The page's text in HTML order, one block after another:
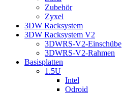
Zubehör
Zyxel
3DW Racksystem
3DW Racksystem V2
3DWRS-V2-Einschübe
3DWRS-V2-Rahmen
Basisplatten
1.5U
Intel
Odroid